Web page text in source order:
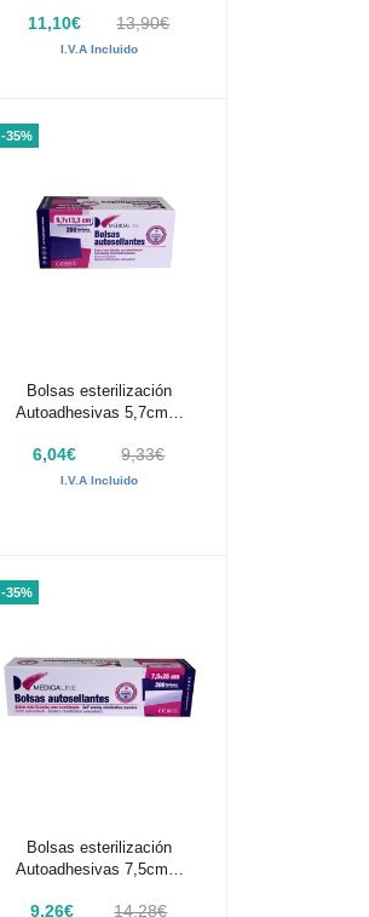
11,10€ 13,90€
I.V.A Incluido
-35%
Añadir al carrito
Bolsas esterilización
Autoadhesivas 5,7cm x
Medicaline
6,04€ 9,33€
I.V.A Incluido
-35%
Añadir al carrito
Bolsas esterilización
Autoadhesivas 7,5cm x
Medicaline
9,26€ 14,28€